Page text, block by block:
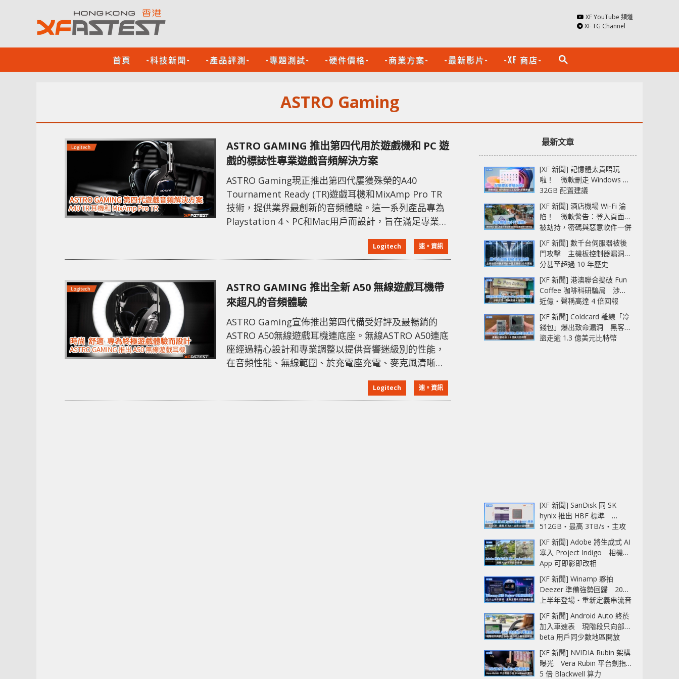
XF YouTube 頻道
XF TG Channel
首頁 -科技新聞- -產品評測- -專題測試- -硬件價格- -商業方案- -最新影片- -XF 商店- search
ASTRO Gaming
ASTRO GAMING 推出第四代用於遊戲機和 PC 遊
戲的標誌性專業遊戲音頻解決方案
ASTRO Gaming現正推出第四代屢獲殊榮的A40
Tournament Ready (TR)遊戲耳機和MixAmp Pro TR
技術，提供業界最創新的音頻體驗。這一系列產品專為
Playstation 4、PC和Mac用戶而設計，旨在滿足專業遊
頻以及無與倫比的性能，舒適度和耐用性。 ASTRO
Gaming主管Ruben Mookerjee表示：「在ASTRO，我
戲玩家在大
Logitech 速。資訊
ASTRO GAMING 推出全新 A50 無線遊戲耳機帶
來超凡的音頻體驗
ASTRO Gaming宣佈推出第四代備受好評及最暢銷的
ASTRO A50無線遊戲耳機連底座。無線ASTRO A50連底
座經過精心設計和專業調整以提供音響迷級別的性能，
在音頻性能、無線範圍、於充電座充電、麥克風清晰度
ASTRO Gaming 市場部副總裁Aron Drayer表示：
「A50仍是現今市場上最受歡迎的耳機之一是因為它具
Logitech 速。資訊
最新文章
[XF 新聞] 記憶體太貴唔玩
啦！ 微軟刪走 Windows 11
32GB 配置建議
[XF 新聞] 酒店機場 Wi-Fi 淪
陷！ 微軟警告：登入頁面可
被劫持，密碼與惡意軟件一併
中招
[XF 新聞] 數千台伺服器被後
門攻擊 主機板控制器漏洞部
分甚至超過 10 年歷史
[XF 新聞] 港澳聯合搗破 Fun
Coffee 咖啡科研騙局 涉款
近億‧聲稱高達 4 倍回報
[XF 新聞] Coldcard 離線「冷
錢包」爆出致命漏洞 黑客已
盜走逾 1.3 億美元比特幣
[XF 新聞] SanDisk 同 SK
hynix 推出 HBF 標準
512GB‧最高 3TB/s‧主攻
AI 記憶體
[XF 新聞] Adobe 將生成式 AI
塞入 Project Indigo 相機
App 可即影即改相
[XF 新聞] Winamp 夥拍
Deezer 準備強勢回歸 2027
上半年登場‧重新定義串流音
樂播放器
[XF 新聞] Android Auto 終於
加入車速表 現階段只向部分
beta 用戶同少數地區開放
[XF 新聞] NVIDIA Rubin 架構
曝光 Vera Rubin 平台劍指
5 倍 Blackwell 算力